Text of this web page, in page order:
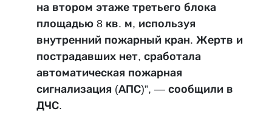
на втором этаже третьего блока
площадью 8 кв. м, используя
внутренний пожарный кран. Жертв и
пострадавших нет, сработала
автоматическая пожарная
сигнализация (АПС)”, — сообщили в
ДЧС.